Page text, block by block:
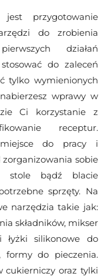
przygotowanie
do zrobienia
działań
do zaleceń
tylko wymienionych
wprawy w
Ci korzystanie z
receptur.
do pracy i
sobie
stole bądź blacie
sprzęty. Na
narzędzia takie jak:
składników, mikser
łyżki silikonowe do
formy do pieczenia.
cukierniczy oraz tylki